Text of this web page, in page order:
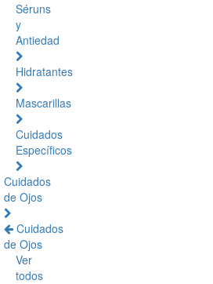
Séruns
y
Antiedad
Hidratantes
Mascarillas
Cuidados
Específicos
Cuidados
de Ojos
Cuidados
de Ojos
Ver
todos